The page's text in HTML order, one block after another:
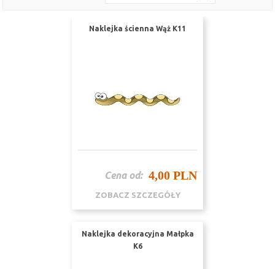
Naklejka ścienna Wąż K11
Cena od: 4,00 PLN
ZOBACZ SZCZEGÓŁY
Naklejka dekoracyjna Małpka
K6